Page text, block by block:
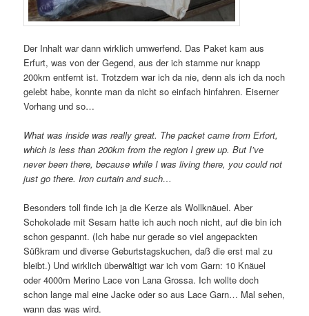
Der Inhalt war dann wirklich umwerfend. Das Paket kam aus
Erfurt, was von der Gegend, aus der ich stamme nur knapp
200km entfernt ist. Trotzdem war ich da nie, denn als ich da noch
gelebt habe, konnte man da nicht so einfach hinfahren. Eiserner
Vorhang und so…
What was inside was really great. The packet came from Erfort,
which is less than 200km from the region I grew up. But I’ve
never been there, because while I was living there, you could not
just go there. Iron curtain and such…
Besonders toll finde ich ja die Kerze als Wollknäuel. Aber
Schokolade mit Sesam hatte ich auch noch nicht, auf die bin ich
schon gespannt. (Ich habe nur gerade so viel angepackten
Süßkram und diverse Geburtstagskuchen, daß die erst mal zu
bleibt.) Und wirklich überwältigt war ich vom Garn: 10 Knäuel
oder 4000m Merino Lace von Lana Grossa. Ich wollte doch
schon lange mal eine Jacke oder so aus Lace Garn… Mal sehen,
wann das was wird.